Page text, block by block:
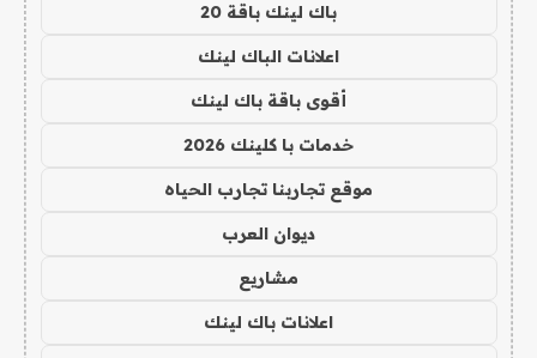
باك لينك باقة 20
اعلانات الباك لينك
أقوى باقة باك لينك
خدمات با كلينك 2026
موقع تجاربنا تجارب الحياه
ديوان العرب
مشاريع
اعلانات باك لينك